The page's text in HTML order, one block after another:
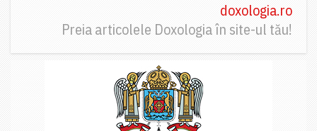
doxologia.ro
Preia articolele Doxologia în site-ul tău!